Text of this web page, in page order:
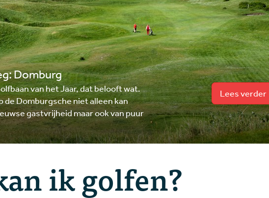
Domburg
van het Jaar, dat belooft wat.
de Domburgsche niet alleen kan
gastvrijheid maar ook van puur
Lees verder
ik golfen?